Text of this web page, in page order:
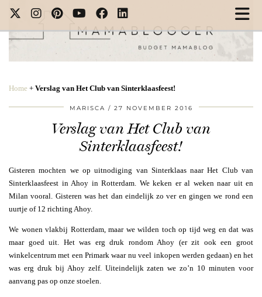
Home + Verslag van Het Club van Sinterklaasfeest!
MARISCA 27 NOVEMBER 2016
Verslag van Het Club van
Sinterklaasfeest!
Gisteren mochten we op uitnodiging van Sinterklaas naar Het Club van
Sinterklaasfeest in Ahoy in Rotterdam. We keken er al weken naar uit en
Milan vooral. Gisteren was het dan eindelijk zo ver en gingen we rond een
uurtje of 12 richting Ahoy.
We wonen vlakbij Rotterdam, maar we wilden toch op tijd weg en dat was
maar goed uit. Het was erg druk rondom Ahoy (er zit ook een groot
winkelcentrum met een Primark waar nu veel inkopen werden gedaan) en het
was erg druk bij Ahoy zelf. Uiteindelijk zaten we zo’n 10 minuten voor
aanvang pas op onze stoelen.